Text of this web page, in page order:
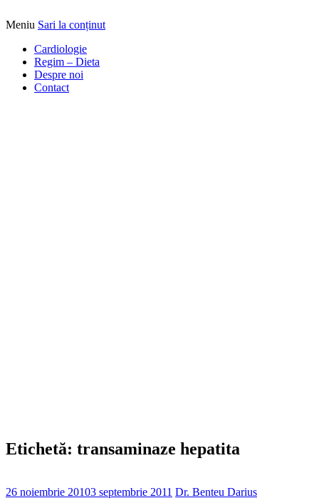
DrBendo.ro
Alimentatia sa iti fie medicatia
Meniu Sari la conținut
Cardiologie
Regim – Dieta
Despre noi
Contact
Etichetă: transaminaze hepatita
26 noiembrie 20103 septembrie 2011 Dr. Benteu Darius